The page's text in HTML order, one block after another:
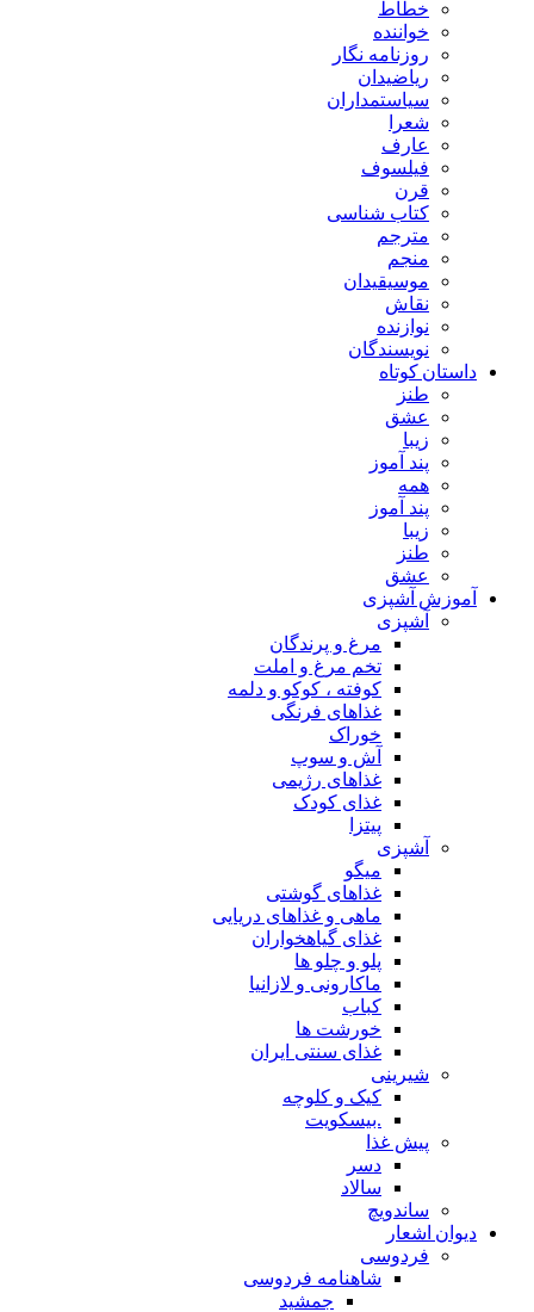
خطاط
خواننده
روزنامه نگار
ریاضیدان
سیاستمداران
شعرا
عارف
فیلسوف
قرن
کتاب شناسی
مترجم
منجم
موسیقیدان
نقاش
نوازنده
نویسندگان
داستان کوتاه
طنز
عشق
زیبا
پند آموز
همه
پند آموز
زیبا
طنز
عشق
آموزش آشپزی
آشپزی
مرغ و پرندگان
تخم مرغ و املت
کوفته ، کوکو و دلمه
غذاهای فرنگی
خوراک
آش و سوپ
غذاهای رژیمی
غذای کودک
پیتزا
آشپزی
میگو
غذاهای گوشتی
ماهی و غذاهای دریایی
غذای گیاهخواران
پلو و چلو ها
ماکارونی و لازانیا
کباب
خورشت ها
غذای سنتی ایران
شیرینی
کیک و کلوچه
.بیسکویت
پیش غذا
دسر
سالاد
ساندویچ
دیوان اشعار
فردوسی
شاهنامه فردوسی
جمشید